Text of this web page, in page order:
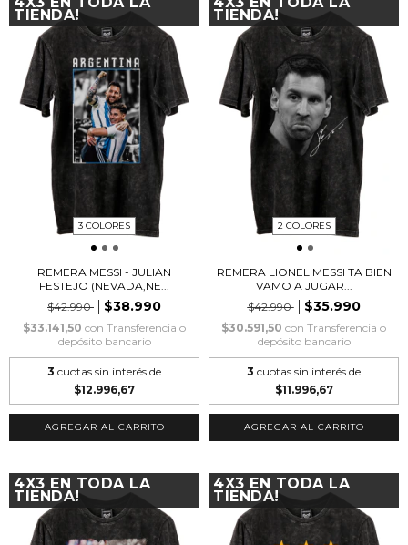
TIENDA!
3 COLORES
REMERA MESSI - JULIAN
FESTEJO (NEVADA,NE...
$42.990
$38.990
$33.141,50 con Transferencia o
depósito bancario
3 cuotas sin interés de
$12.996,67
AGREGAR AL CARRITO
TIENDA!
2 COLORES
REMERA LIONEL MESSI TA BIEN
VAMO A JUGAR...
$42.990
$35.990
$30.591,50 con Transferencia o
depósito bancario
3 cuotas sin interés de
$11.996,67
AGREGAR AL CARRITO
4X3 EN TODA LA
TIENDA!
4X3 EN TODA LA
TIENDA!